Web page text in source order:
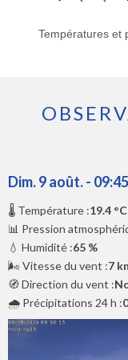
Températures et
Dim. 9 août. - 09:45
🌡️ Température :19.4 °C
📊 Pression
💧 Humidité :65 %
🌬️ Vitesse du vent :7
🧭 Direction du vent :
🌧️ Précipitations 24 h :